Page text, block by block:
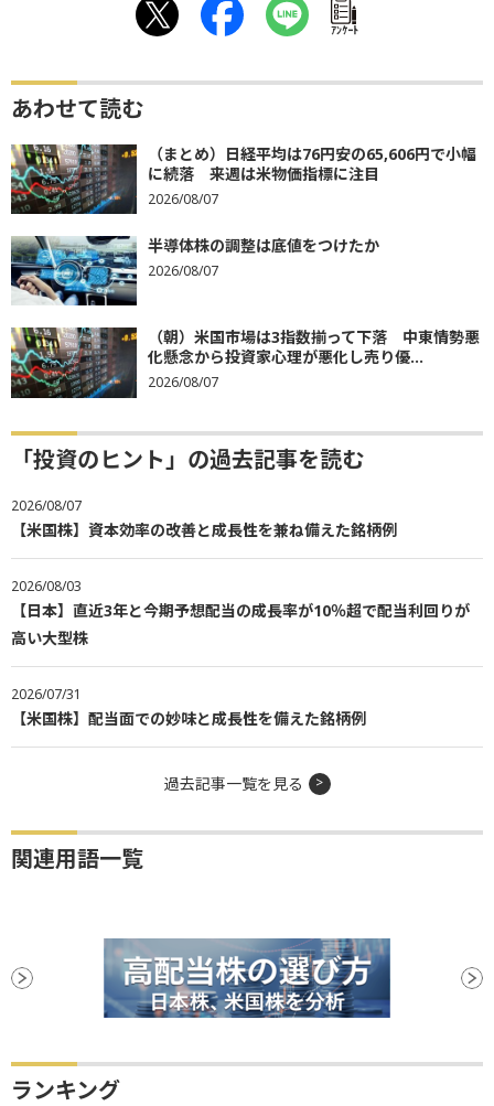
ｱﾝｹｰﾄ
あわせて読む
（まとめ）日経平均は76円安の65,606円で小幅
に続落 来週は米物価指標に注目
2026/08/07
半導体株の調整は底値をつけたか
2026/08/07
（朝）米国市場は3指数揃って下落 中東情勢悪
化懸念から投資家心理が悪化し売り優...
2026/08/07
「投資のヒント」の過去記事を読む
2026/08/07
【米国株】資本効率の改善と成長性を兼ね備えた銘柄例
2026/08/03
【日本】直近3年と今期予想配当の成長率が10％超で配当利回りが
高い大型株
2026/07/31
【米国株】配当面での妙味と成長性を備えた銘柄例
過去記事一覧を見る
関連用語一覧
ランキング